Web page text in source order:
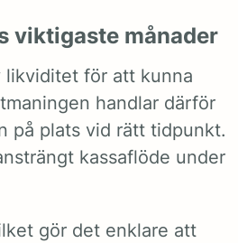
viktigaste månader
likviditet för att kunna
handlar därför
på plats vid rätt tidpunkt.
kassaflöde under
gör det enklare att